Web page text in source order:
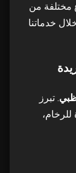
مختلفة من
خدماتنا
. تبرز
للرخام،